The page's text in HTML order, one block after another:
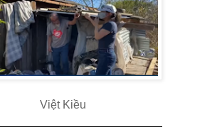
Việt Kiều